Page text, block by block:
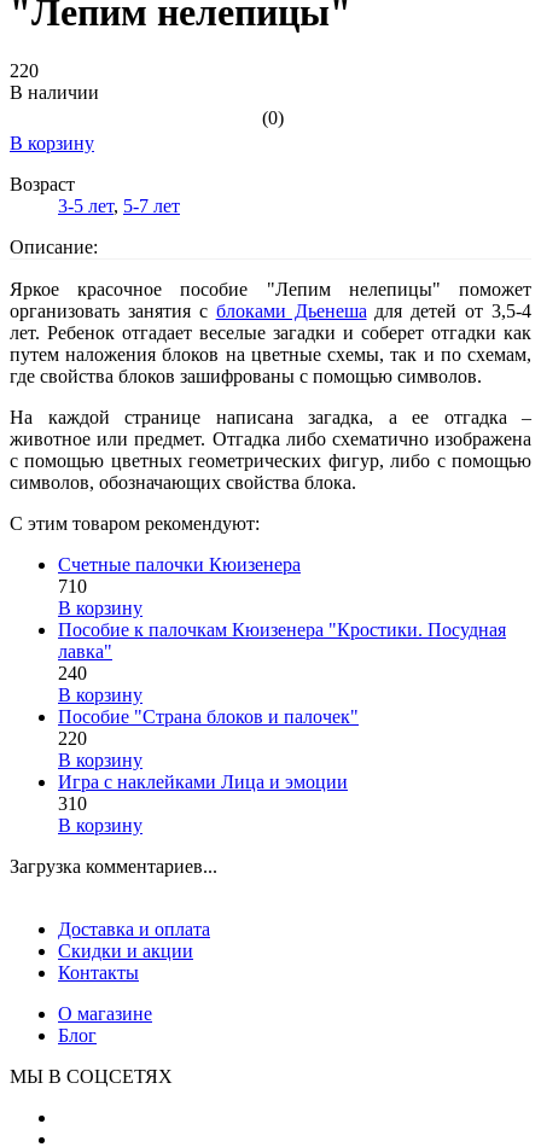
"Лепим нелепицы"
220
В наличии
(0)
В корзину
Возраст
3-5 лет, 5-7 лет
Описание:
Яркое красочное пособие "Лепим нелепицы" поможет
организовать занятия с блоками Дьенеша для детей от 3,5-4
лет. Ребенок отгадает веселые загадки и соберет отгадки как
путем наложения блоков на цветные схемы, так и по схемам,
где свойства блоков зашифрованы с помощью символов.
На каждой странице написана загадка, а ее отгадка –
животное или предмет. Отгадка либо схематично изображена
с помощью цветных геометрических фигур, либо с помощью
символов, обозначающих свойства блока.
С этим товаром рекомендуют:
Счетные палочки Кюизенера
710
В корзину
Пособие к палочкам Кюизенера "Кростики. Посудная
лавка"
240
В корзину
Пособие "Страна блоков и палочек"
220
В корзину
Игра с наклейками Лица и эмоции
310
В корзину
Загрузка комментариев...
Доставка и оплата
Скидки и акции
Контакты
О магазине
Блог
МЫ В СОЦСЕТЯХ